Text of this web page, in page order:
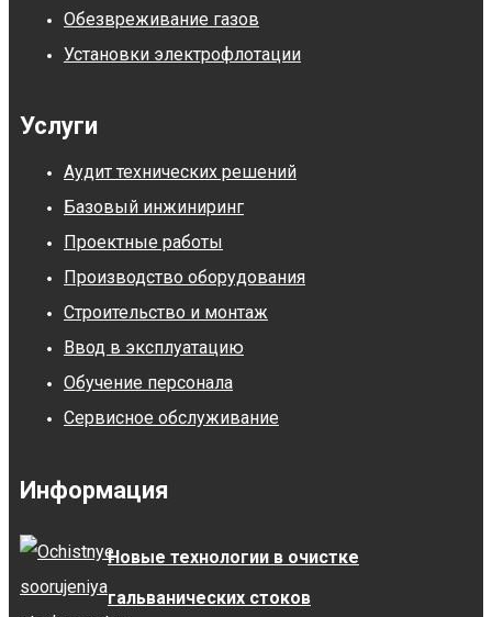
Обезвреживание газов
Установки электрофлотации
Услуги
Аудит технических решений
Базовый инжиниринг
Проектные работы
Производство оборудования
Строительство и монтаж
Ввод в эксплуатацию
Обучение персонала
Сервисное обслуживание
Информация
Новые технологии в очистке
гальванических стоков